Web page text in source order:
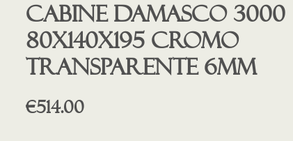
Cabine Damasco 3000
80x140x195 cromo
transparente 6mm
€514.00